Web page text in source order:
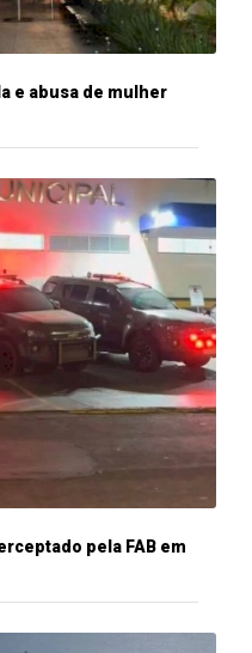
e abusa de mulher
pela FAB em